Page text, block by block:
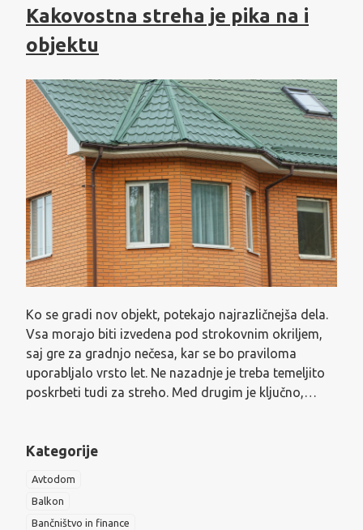
Kakovostna streha je pika na i
objektu
Ko se gradi nov objekt, potekajo najrazličnejša dela.
Vsa morajo biti izvedena pod strokovnim okriljem,
saj gre za gradnjo nečesa, kar se bo praviloma
uporabljalo vrsto let. Ne nazadnje je treba temeljito
poskrbeti tudi za streho. Med drugim je ključno,…
Kategorije
Avtodom
Balkon
Bančništvo in finance